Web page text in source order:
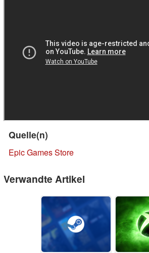
Quelle(n)
Epic Games Store
Verwandte Artikel